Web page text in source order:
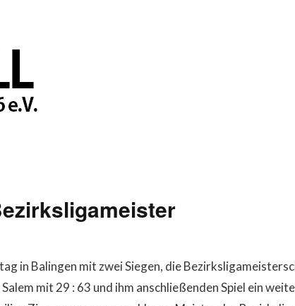
in Balingen mit zwei Siegen, die
mit 29 : 63 und ihm anschließenden Spiel ein